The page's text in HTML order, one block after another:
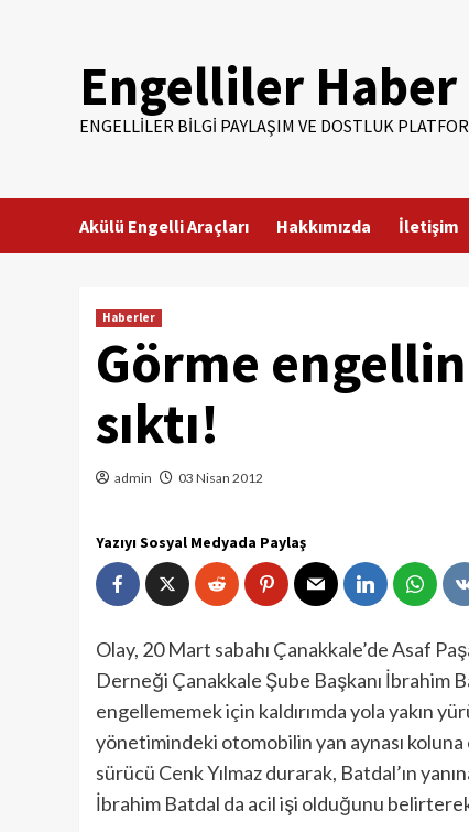
Engelliler Haber
ENGELLILER BILGI PAYLAŞIM VE DOSTLUK
Akülü Engelli Araçları Hakkımızda İletişim
Haberler
Görme
sıktı!
admin 03 Nisan 2012
Yazıyı Sosyal Medyada Paylaş
Olay, 20 Mart sabahı Çanakkale’de Asaf
Derneği Çanakkale Şube Başkanı İbrahim
engellememek için kaldırımda yola yakın
yönetimindeki otomobilin yan aynası koluna
sürücü Cenk Yılmaz durarak, Batdal’ın
İbrahim Batdal da acil işi olduğunu